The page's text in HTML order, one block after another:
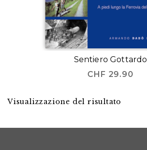
Sentiero Gottardo
CHF 29.90
Visualizzazione del risultato